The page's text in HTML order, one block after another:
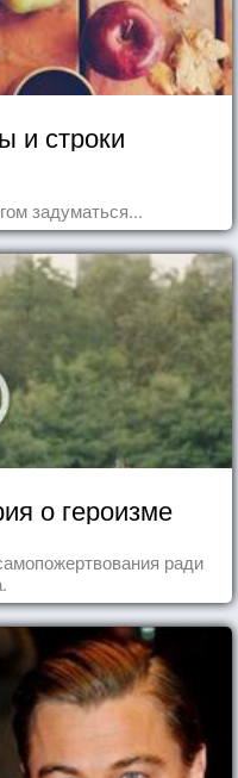
и строки
задуматься...
о героизме
ради